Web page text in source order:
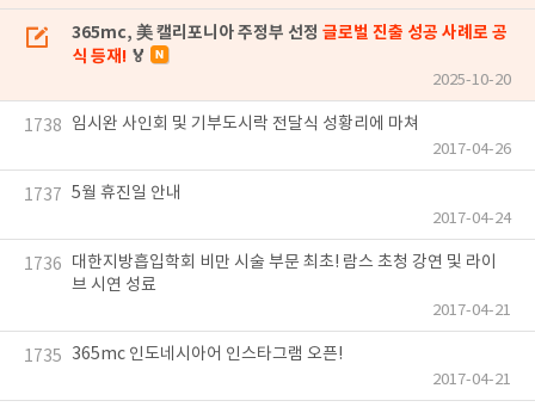
365mc, 美 캘리포니아 주정부 선정 글로벌 진출 성공 사례로 공
식 등재! 🏅
2025-10-20
1738 임시완 사인회 및 기부도시락 전달식 성황리에 마쳐
2017-04-26
1737 5월 휴진일 안내
2017-04-24
1736
대한지방흡입학회 비만 시술 부문 최초! 람스 초청 강연 및 라이
브 시연 성료
2017-04-21
1735 365mc 인도네시아어 인스타그램 오픈!
2017-04-21